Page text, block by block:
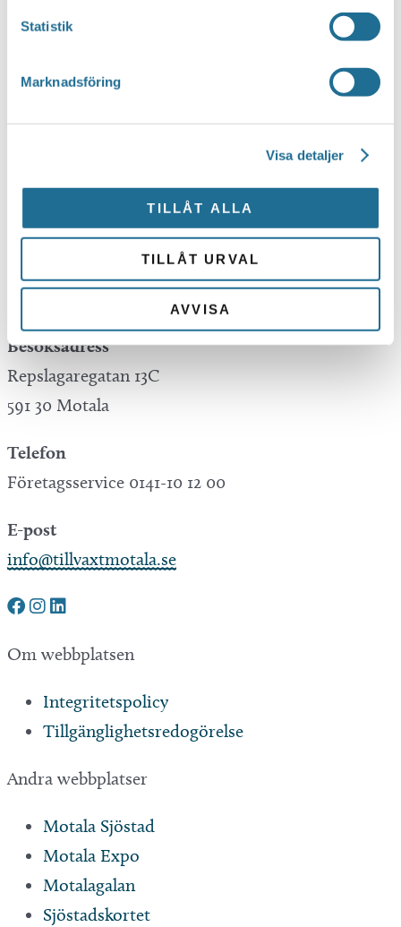
Statistik
Marknadsföring
Visa detaljer
TILLÅT ALLA
TILLÅT URVAL
AVVISA
the translation is being done by a machine and
never expect the translation to be 100 percent
Tillväxt Motala is not responsible for any
mistakes in translations performed by Google
Translate.
Besöksadress
Repslagaregatan 13C
591 30 Motala
Telefon
Företagsservice 0141-10 12 00
E-post
info@tillvaxtmotala.se
Om webbplatsen
Integritetspolicy
Tillgänglighetsredogörelse
Andra webbplatser
Motala Sjöstad
Motala Expo
Motalagalan
Sjöstadskortet